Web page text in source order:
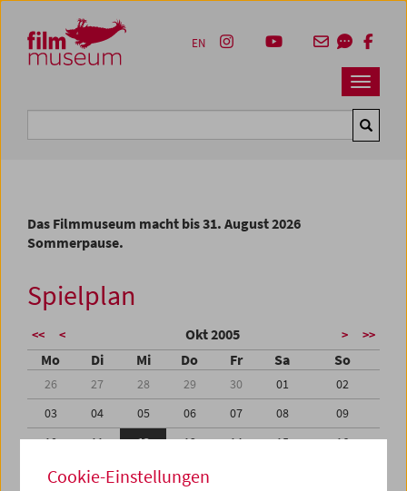
Zum Inhalt
Zum Hauptmenü
Zur Servicenavigation
Zum Suche
Navbar
EN
Das Filmmuseum macht bis 31. August 2026
Sommerpause.
Spielplan
<< < Okt 2005 > >>
Mo Di Mi Do Fr Sa So
26 27 28 29 30 01
02
03
04 05 06 07 08
09
10
11 12 13 14 15
16
17
18 19 20
Cookie-Einstellungen